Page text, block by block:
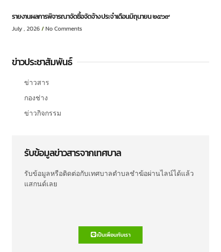
รายงานผลการพิจารณาจัดซื้อจัดจ้าง ประจำเดือนมิถุนายน ๒๕๖๙
July , 2026 No Comments
ข่าวประชาสัมพันธ์
ข่าวสาร
กองช่าง
ข่าวกิจกรรม
รับข้อมูลข่าวสารจากเทศบาล
รับข้อมูลหรือติดต่อกับเทศบาลตำบลชำฆ้อผ่านไลน์ได้แล้ว
แสกนด์เลย
เป็นเพื่อนกับเรา